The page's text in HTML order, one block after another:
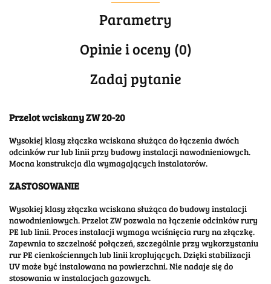
Parametry
Opinie i oceny (0)
Zadaj pytanie
Przelot wciskany ZW 20-20
Wysokiej klasy złączka wciskana służąca do łączenia dwóch
odcinków rur lub linii przy budowy instalacji nawodnieniowych.
Mocna konstrukcja dla wymagających instalatorów.
ZASTOSOWANIE
Wysokiej klasy złączka wciskana służąca do budowy instalacji
nawodnieniowych. Przelot ZW pozwala na łączenie odcinków rury
PE lub linii. Proces instalacji wymaga wciśnięcia rury na złączkę.
Zapewnia to szczelność połączeń, szczególnie przy wykorzystaniu
rur PE cienkościennych lub linii kroplujących. Dzięki stabilizacji
UV może być instalowana na powierzchni. Nie nadaje się do
stosowania w instalacjach gazowych.